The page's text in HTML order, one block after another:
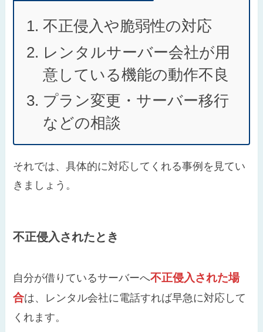
不正侵入や脆弱性の対応
レンタルサーバー会社が用
意している機能の動作不良
プラン変更・サーバー移行
などの相談
それでは、具体的に対応してくれる事例を見てい
きましょう。
不正侵入されたとき
自分が借りているサーバーへ不正侵入された場
合は、レンタル会社に電話すれば早急に対応して
くれます。